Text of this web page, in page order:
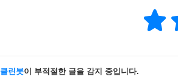
클린봇이 부적절한 글을 감지 중입니다.